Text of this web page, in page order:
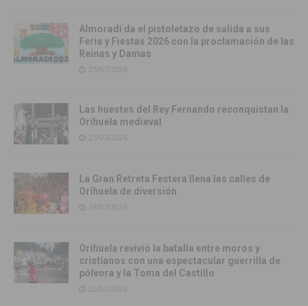
Almoradí da el pistoletazo de salida a sus
Feria y Fiestas 2026 con la proclamación de las
Reinas y Damas
25/07/2026
Las huestes del Rey Fernando reconquistan la
Orihuela medieval
25/07/2026
La Gran Retreta Festera llena las calles de
Orihuela de diversión
24/07/2026
Orihuela revivió la batalla entre moros y
cristianos con una espectacular guerrilla de
pólvora y la Toma del Castillo
22/07/2026